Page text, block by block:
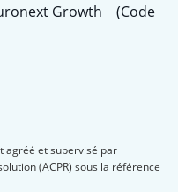
Growth (Code
agréé et supervisé par
(ACPR) sous la référence